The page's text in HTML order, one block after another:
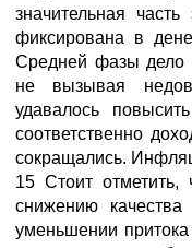
значительная
фиксирована в
Средней фазы дело
не вызывая
удавалось
соответственно
сокращались.
15 Стоит отметить,
снижению
уменьшении